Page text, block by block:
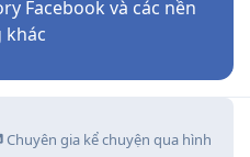
Facebook và các nền
khác
Chuyên gia kể chuyện qua hình